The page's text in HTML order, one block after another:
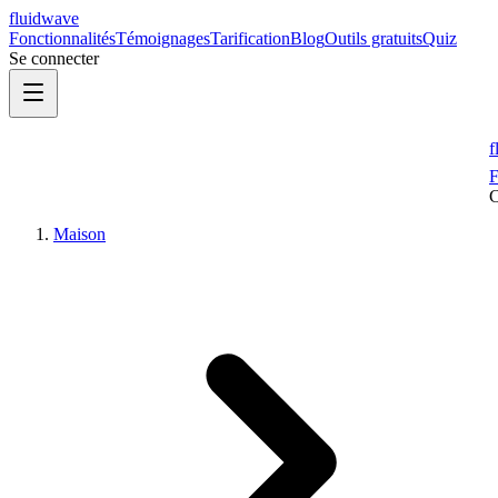
fluidwave
FonctionnalitésTémoignagesTarificationBlogOutils gratuitsQuiz
Se connecter
Maison